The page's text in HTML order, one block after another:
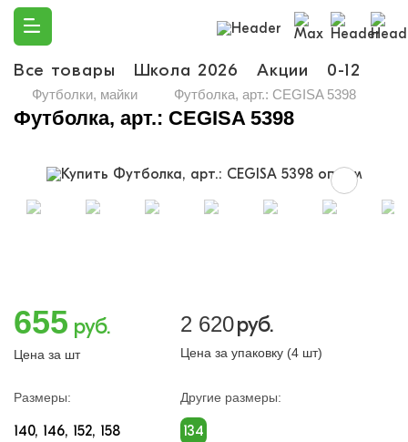
Все товары Школа 2026 Акции 0-12
Футболки, майки Футболка, арт.: CEGISA 5398
Футболка, арт.: CEGISA 5398
655 руб.
Цена за шт
2 620руб.
Цена за упаковку (4 шт)
Размеры:
140 146 152 158
Другие размеры:
134